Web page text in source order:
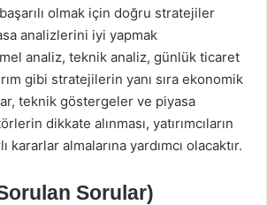
olmak için doğru stratejiler
analizlerini iyi yapmak
analiz, teknik analiz, günlük ticaret
gibi stratejilerin yanı sıra ekonomik
teknik göstergeler ve piyasa
dikkate alınması, yatırımcıların
kararlar almalarına yardımcı olacaktır.
Sorular)